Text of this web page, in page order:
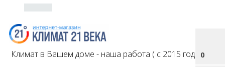
0
Климат в Вашем доме - наша работа ( с 2015 года )